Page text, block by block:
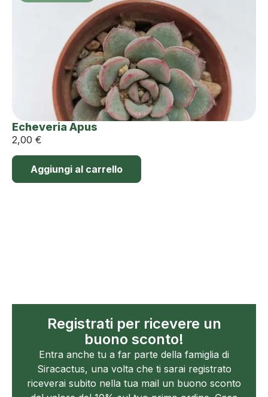
Echeveria Apus
2,00 €
Aggiungi al carrello
Registrati per ricevere un
buono sconto!
Entra anche tu a far parte della famiglia di
Siracactus, una volta che ti sarai registrato
riceverai subito nella tua mail un buono sconto